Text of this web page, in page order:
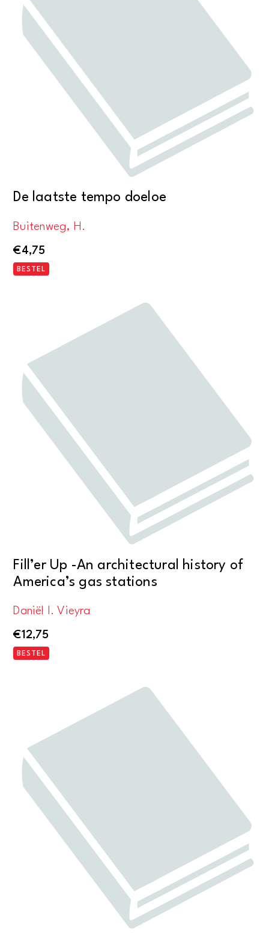
De laatste tempo doeloe
Buitenweg, H.
€4,75
BESTEL
Fill’er Up -An architectural history of
America’s gas stations
Daniël I. Vieyra
€12,75
BESTEL